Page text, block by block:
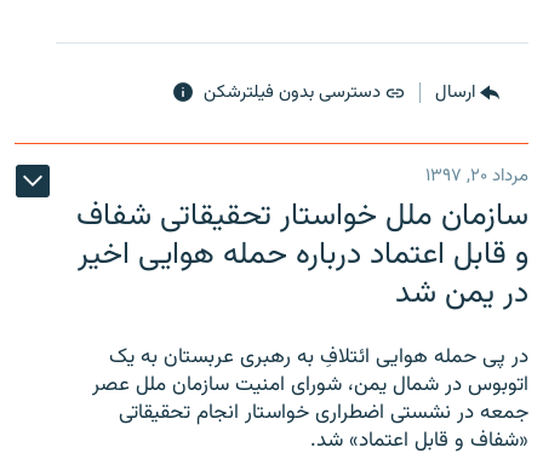
ارسال دسترسی بدون فیلترشکن
مرداد ۲۰, ۱۳۹۷
سازمان ملل خواستار تحقیقاتی شفاف
و قابل اعتماد درباره حمله هوایی اخیر
در یمن شد
در پی حمله هوایی ائتلافِ به رهبری عربستان به یک
اتوبوس در شمال یمن، شورای امنیت سازمان ملل عصر
جمعه در نشستی اضطراری خواستار انجام تحقیقاتی
«شفاف و قابل اعتماد» شد.